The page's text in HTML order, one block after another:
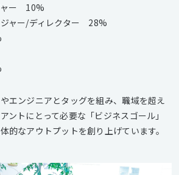
ャー 10%
ジャー/ディレクター 28%
エンジニアとタッグを組み、職域を超え
ントにとって必要な「ビジネスゴール」
的なアウトプットを創り上げています。